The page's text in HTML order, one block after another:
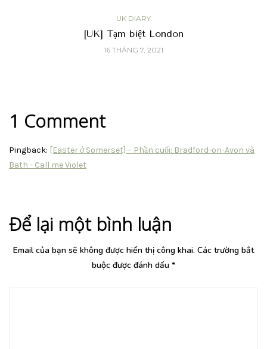
UK DIARY
[UK] Tạm biệt London
16 THÁNG 7, 2021
1 Comment
Pingback: [Easter ở Somerset] – Phần cuối: Bradford-on-Avon và
Bath - Call me Violet
Để lại một bình luận
Email của bạn sẽ không được hiển thị công khai. Các trường bắt
buộc được đánh dấu *